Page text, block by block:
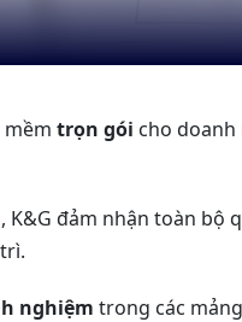
mềmtrọn gói cho
, K&G đảm nhận toàn bộ
nghiệm trong các